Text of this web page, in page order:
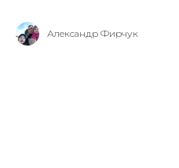
Александр Фирчук